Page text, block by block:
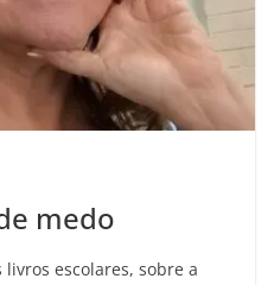
medo
escolares, sobre a